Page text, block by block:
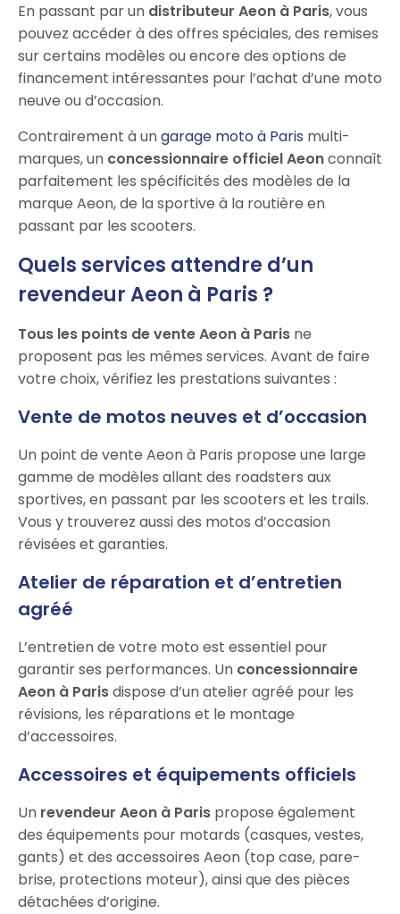
En passant par un distributeur Aeon à Paris, vous
pouvez accéder à des offres spéciales, des remises
sur certains modèles ou encore des options de
financement intéressantes pour l’achat d’une moto
neuve ou d’occasion.
Contrairement à ungarage moto à Paris multi-
marques, un concessionnaire officiel Aeonconnaît
parfaitement les spécificités des modèles de la
marque Aeon, de la sportive à la routière en
passant par les scooters.
Quels services attendre d’un
revendeur Aeon à Paris ?
Tous les points de vente Aeon à Paris ne
proposent pas les mêmes services. Avant de faire
votre choix, vérifiez les prestations suivantes :
Vente de motos neuves et d’occasion
Un point de vente Aeon à Paris propose une large
gamme de modèles allant des roadsters aux
sportives, en passant par les scooters et les trails.
Vous y trouverez aussi des motos d’occasion
révisées et garanties.
Atelier de réparation et d’entretien
agréé
L’entretien de votre moto est essentiel pour
garantir ses performances. Un concessionnaire
Aeon à Parisdispose d’un atelier agréé pour les
révisions, les réparations et le montage
d’accessoires.
Accessoires et équipements officiels
Un revendeur Aeon à Paris propose également
des équipements pour motards (casques, vestes,
gants) et des accessoires Aeon (top case, pare-
brise, protections moteur), ainsi que des pièces
détachées d’origine.